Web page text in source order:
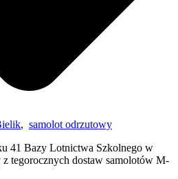
, samolot odrzutowy
41 Bazy Lotnictwa Szkolnego w
tegorocznych dostaw samolotów M-